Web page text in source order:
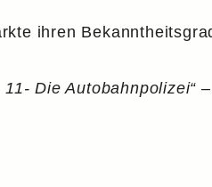
ihren
Die Autobahnpolizei“